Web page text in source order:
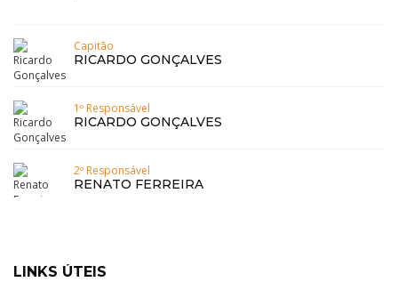
Capitão
RICARDO GONÇALVES
1º Responsável
RICARDO GONÇALVES
2º Responsável
RENATO FERREIRA
LINKS ÚTEIS